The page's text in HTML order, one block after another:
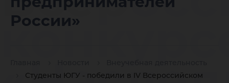
России»
Студенты ЮГУ - победили в IV Всероссийском